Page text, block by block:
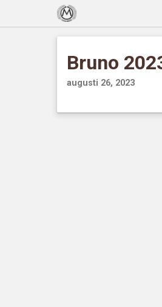
Bruno
augusti 26, 2023